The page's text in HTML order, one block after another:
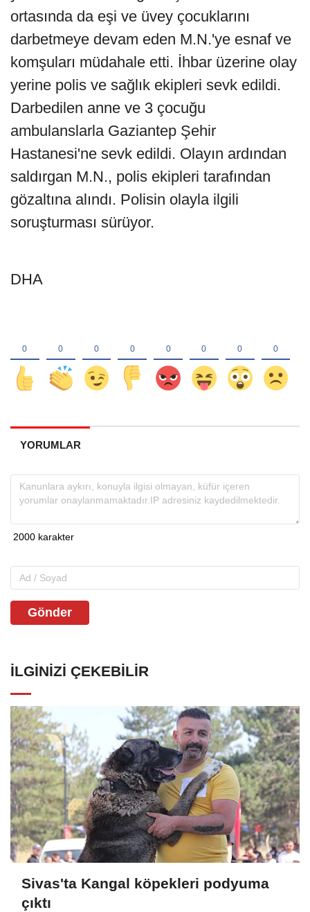
ortasında da eşi ve üvey çocuklarını
darbetmeye devam eden M.N.'ye esnaf ve
komşuları müdahale etti. İhbar üzerine olay
yerine polis ve sağlık ekipleri sevk edildi.
Darbedilen anne ve 3 çocuğu
ambulanslarla Gaziantep Şehir
Hastanesi'ne sevk edildi. Olayın ardından
saldırgan M.N., polis ekipleri tarafından
gözaltına alındı. Polisin olayla ilgili
soruşturması sürüyor.
DHA
YORUMLAR
Gönder
İLGINIZI ÇEKEBILIR
Sivas'ta Kangal köpekleri podyuma
çıktı